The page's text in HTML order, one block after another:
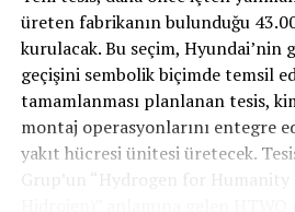
Sport ile Yere Basıyor
Türkiye’nin otomobiliTOGG
değerlerine sahip elektrikli
tutunma kabiliyeti çok daha
olarak bizzat deneyimlediğimiz
Sport, performans odaklı
üreten fabrikanın bulunduğu
kurulacak. Bu seçim, Hyundai’nin
geçişini sembolik biçimde temsil
tamamlanması planlanan tesis,
montaj operasyonlarını entegre
yakıt hücresi ünitesi üretecek.
Grup’un “Hydrogen for Humanity